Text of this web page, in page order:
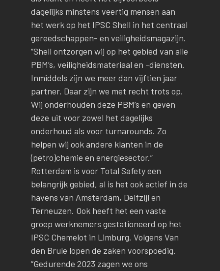
dagelijks minstens veertig mensen aan
het werk op het IPSC Shell in het centraal
gereedschappen- en veiligheidsmagazijn.
“Shell ontzorgen wij op het gebied van alle
PBM’s, veiligheidsmateriaal en -diensten.
Inmiddels zijn we meer dan vijftien jaar
partner. Daar zijn we met recht trots op.
Wij onderhouden deze PBM’s en geven
deze uit voor zowel het dagelijks
onderhoud als voor turnarounds. Zo
helpen wij ook andere klanten in de
(petro)chemie en energiesector.”
Rotterdam is voor Total Safety een
belangrijk gebied, al is het ook actief in de
havens van Amsterdam, Delfzijl en
Terneuzen. Ook heeft het een vaste
groep werknemers gestationeerd op het
IPSC Chemelot in Limburg. Volgens Van
den Brule lopen de zaken voorspoedig.
“Gedurende 2023 zagen we ons